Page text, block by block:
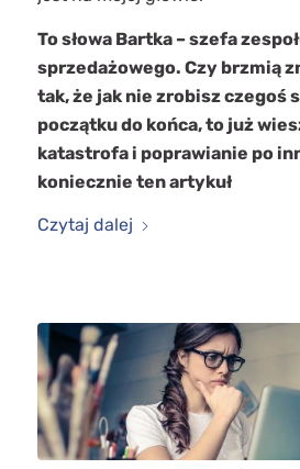
To słowa Bartka – szefa
sprzedażowego. Czy brzmią
tak, że jak nie zrobisz czegoś
początku do końca, to już
katastrofa i poprawianie po
koniecznie ten artykuł
Czytaj dalej